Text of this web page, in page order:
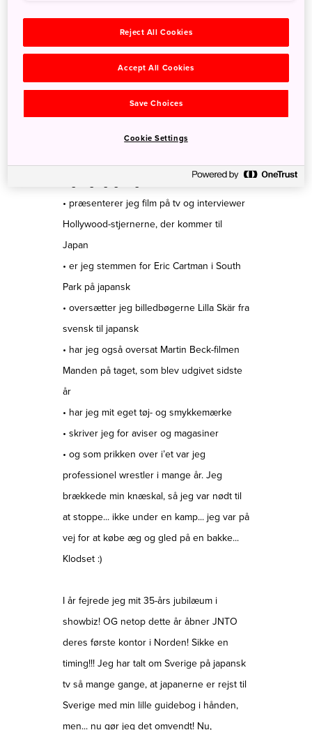
Jeg vil være en af dem!
Jeg vil blive en stjerne i Japan!
Sådan tænkte jeg... ja, meget barnligt på en
• præsenterer jeg film på tv og interviewer
Hollywood-stjernerne, der kommer til
Japan
• er jeg stemmen for Eric Cartman i South
Park på japansk
• oversætter jeg billedbøgerne Lilla Skär fra
svensk til japansk
• har jeg også oversat Martin Beck-filmen
Manden på taget, som blev udgivet sidste
år
• har jeg mit eget tøj- og smykkemærke
• skriver jeg for aviser og magasiner
• og som prikken over i’et var jeg
professionel wrestler i mange år. Jeg
brækkede min knæskal, så jeg var nødt til
at stoppe... ikke under en kamp... jeg var på
vej for at købe æg og gled på en bakke...
Klodset :)
I år fejrede jeg mit 35-års jubilæum i
showbiz! OG netop dette år åbner JNTO
deres første kontor i Norden! Sikke en
timing!!! Jeg har talt om Sverige på japansk
tv så mange gange, at japanerne er rejst til
Sverige med min lille guidebog i hånden,
men... nu gør jeg det omvendt! Nu,
Reject All Cookies
Accept All Cookies
Save Choices
Cookie Settings